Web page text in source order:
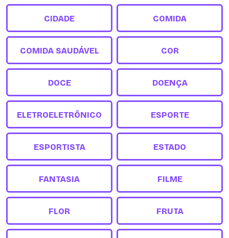
CIDADE COMIDA
COMIDA SAUDÁVEL COR
DOCE DOENÇA
ELETROELETRÔNICO ESPORTE
ESPORTISTA ESTADO
FANTASIA FILME
FLOR FRUTA